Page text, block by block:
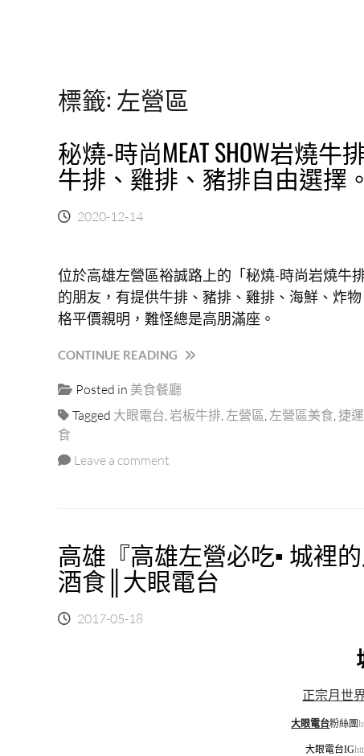
標籤: 左營區
秘燒-時尚MEAT SHOW岩燒
牛排、雞排、豬排自由選擇
2020-12-14
位於高雄左營區裕誠路上的「秘燒-時尚岩燒牛
的朋友，有提供牛排、豬排、雞排、海鮮、炸
格平價親明，難怪總是高朋滿座。
CONTINUE READING
“秘
時
尚
MEAT
高
雄
岩
Posted in 美食餐廳
Tagged 大眼電台 岩板牛排 左營區 左營區美食 捷
食
Leave a comment
高雄『高雄左營必吃▪ 城裡
酒食║大眼電台
2017-05-18
正宗月世
大眼電台粉絲團
大眼電台IG